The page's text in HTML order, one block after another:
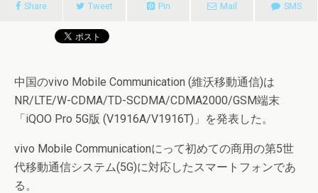
Share Tweet Pin Mail SMS
中国のvivo Mobile Communication (維沃移動通信)は
NR/LTE/W-CDMA/TD-SCDMA/CDMA2000/GSM端末
「iQOO Pro 5G版 (V1916A/V1916T)」を発表した。
vivo Mobile Communicationにって初めての商用の第5世
代移動通信システム(5G)に対応したスマートフォンであ
る。